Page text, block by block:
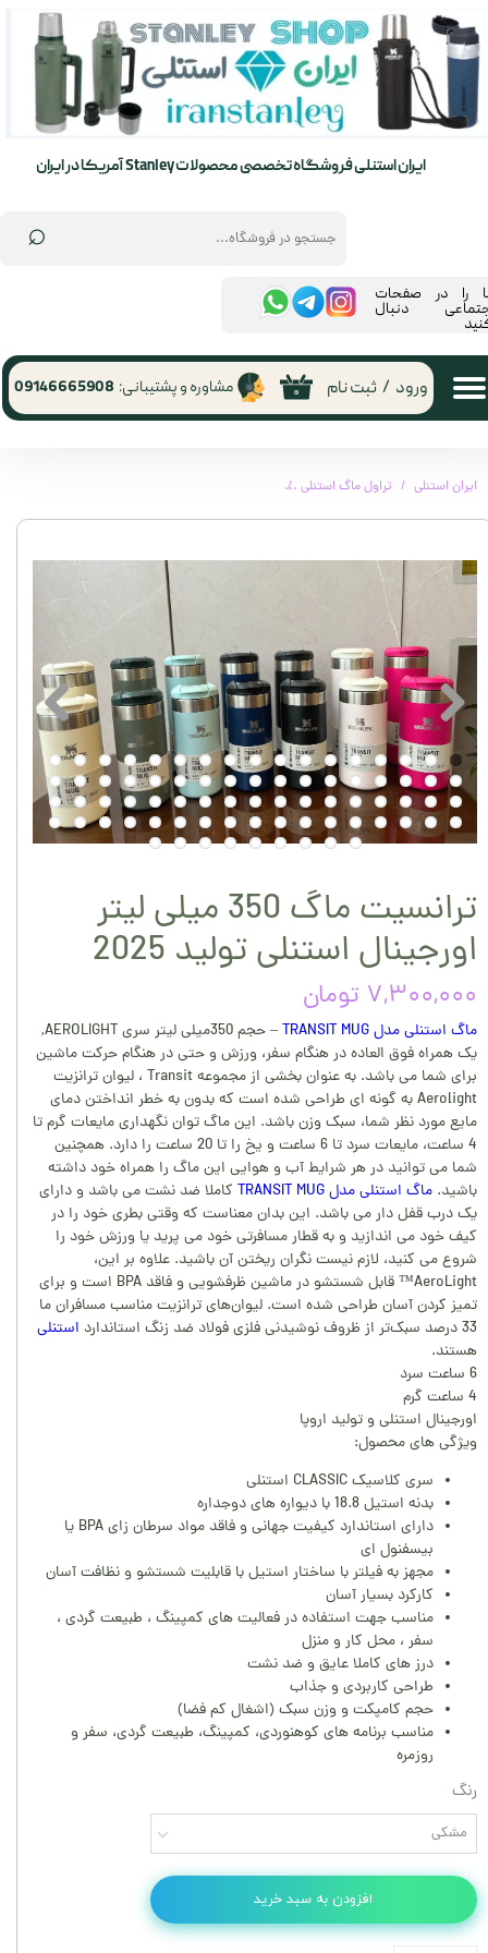
⌕
ایران استنلی فروشگاه تخصصی محصولات Stanley آمریکا در ایران
۰ ورود / ثبت نام
حساب کاربری من
تغییر گذر واژه
مشاوره و پشتیبانی: 09146665908
را در صفحات
دنبال
ایران استنلی تراول ماگ استنلی
ترانسیت ماگ 350 میلی لیتر
اورجینال استنلی تولید 2025
۷,۳۰۰,۰۰۰ تومان
ماگ استنلی مدل TRANSIT MUG
– حجم 350میلی لیتر سری AEROLIGHT,
یک همراه فوق العاده در هنگام سفر، ورزش و حتی در هنگام حرکت ماشین
برای شما می باشد. به عنوان بخشی از مجموعه Transit ، لیوان ترانزیت
Aerolight به گونه ای طراحی شده است که بدون به خطر انداختن دمای
مایع مورد نظر شما، سبک وزن باشد. این ماگ توان نگهداری مایعات گرم تا
4 ساعت، مایعات سرد تا 6 ساعت و یخ را تا 20 ساعت را دارد. همچنین
شما می توانید در هر شرایط آب و هوایی این ماگ را همراه خود داشته
باشید. ماگ استنلی مدل TRANSIT MUG
کاملا ضد نشت می باشد و دارای
یک درب قفل دار می باشد. این بدان معناست که وقتی بطری خود را در
کیف خود می اندازید و به قطار مسافرتی خود می پرید یا ورزش خود را
شروع می کنید، لازم نیست نگران ریختن آن باشید. علاوه بر این،
AeroLight™ قابل شستشو در ماشین ظرفشویی و فاقد BPA است و برای
تمیز کردن آسان طراحی شده است. لیوان‌های ترانزیت مناسب مسافران ما
33 درصد سبک‌تر از ظروف نوشیدنی فلزی فولاد ضد زنگ استاندارد
استنلی
هستند.
6 ساعت سرد
4 ساعت گرم
اورجینال استنلی و تولید اروپا
ویژگی های محصول:
سری کلاسیک CLASSIC استنلی
بدنه استیل 18.8 با دیواره های دوجداره
دارای استاندارد کیفیت جهانی و فاقد مواد سرطان زای BPA یا
بیسفنول ای
مجهز به فیلتر با ساختار استیل با قابلیت شستشو و نظافت آسان
کارکرد بسیار آسان
مناسب جهت استفاده در فعالیت های کمپینگ ، طبیعت گردی ،
سفر ، محل کار و منزل
درز های کاملا عایق و ضد نشت
طراحی کاربردی و جذاب
حجم کامپکت و وزن سبک (اشغال کم فضا)
مناسب برنامه های کوهنوردی، کمپینگ، طبیعت گردی، سفر و
روزمره
رنگ
مشکی
افزودن به سبد خرید